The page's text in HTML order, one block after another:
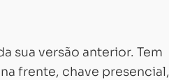
sua versão anterior. Tem
frente, chave presencial,